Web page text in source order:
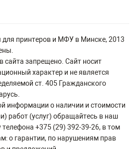
для принтеров и МФУ в Минске, 2013
сайта запрещено. Сайт носит
характер и не является
ст. 405 Гражданского
информации о наличии и стоимости
работ (услуг) обращайтесь в наш
телефона +375 (29) 392-39-26, в том
о гарантии, по нарушениям прав